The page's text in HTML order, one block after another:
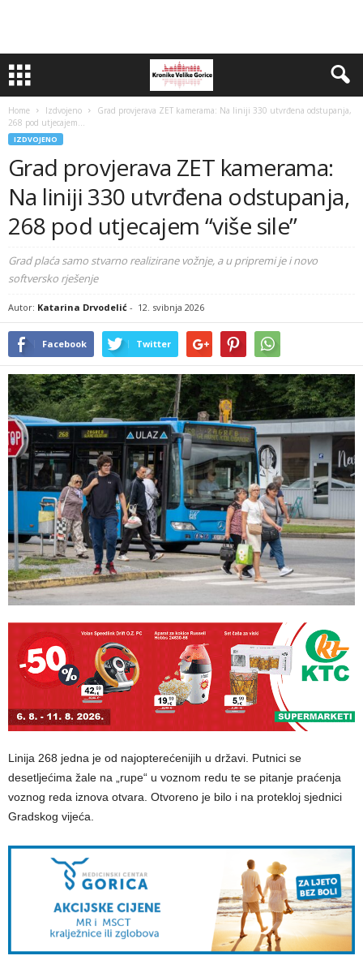
Home Izdvojeno
Grad provjerava ZET kamerama: Na liniji 330 utvrđena odstupanja,
268 pod utjecajem...
IZDVOJENO
Grad provjerava ZET kamerama:
Na liniji 330 utvrđena odstupanja,
268 pod utjecajem “više sile”
Grad plaća samo stvarno realizirane vožnje, a u pripremi je i novo
softversko rješenje
Autor: Katarina Drvodelić - 12. svibnja 2026
Facebook Twitter
Linija 268 jedna je od najopterećenijih u državi. Putnici se
desetljećima žale na „rupe“ u voznom redu te se pitanje praćenja
voznog reda iznova otvara. Otvoreno je bilo i na protekloj sjednici
Gradskog vijeća.